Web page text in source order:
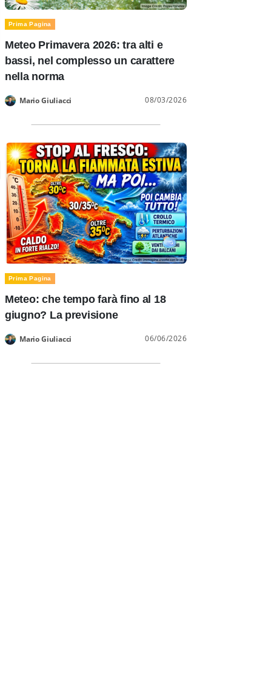
Prima Pagina
Meteo Primavera 2026: tra alti e
bassi, nel complesso un carattere
nella norma
Mario Giuliacci 08/03/2026
Prima Pagina
Meteo: che tempo farà fino al 18
giugno? La previsione
Mario Giuliacci 06/06/2026